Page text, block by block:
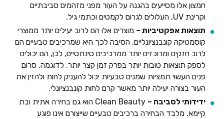
חמצון אלו מסייעים בהגנה על העור מפני מזהמים סביבתיים
וקרינת UV, העלולים לגרום לקמטים וכתמי גיל.
תוצאות אפקטיביות – מוצרים אלו הם לרוב יעילים יותר ממוצרי
קוסמטיקה קונבנציונליים. הסיבה לכך היא שמרכיבים טבעיים הם
לרוב חזקים ומרוכזים יותר ממרכיבים סינתטיים, לכן, הם יכולים
לספק תוצאות טובות יותר בפרק זמן קצר יותר. לדוגמה, סרום
פנים העשוי תמציות שמנים טבעיות יכול להעניק לחות ולהזין את
העור בצורה יעילה יותר מאשר קרם לחות קונבנציונלי.
ידידותי לסביבה –
Clean Beauty הוא גם בחירה אתית ובת
קיימא. מלבד הבחירה ברכיבים טבעיים שייצורם אינו פוגע